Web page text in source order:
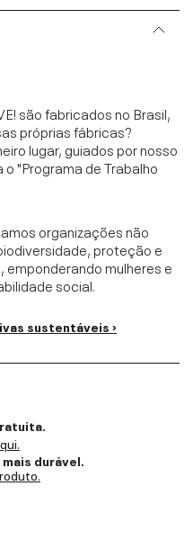
são fabricados no Brasil,
próprias fábricas?
lugar, guiados por nosso
"Programa de Trabalho
organizações não
proteção e
mulheres e
social.
sustentáveis ›
durável.